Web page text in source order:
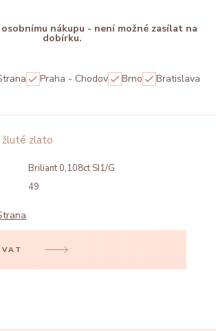
nákupu - není možné zasílat na
dobírku.
Praha - Chodov Brno Bratislava
zlato
Briliant 0,108ct SI1/G
49